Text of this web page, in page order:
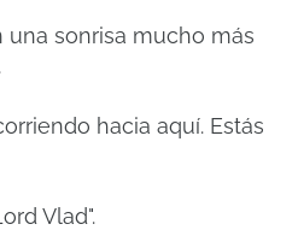
sonrisa mucho más
hacia aquí. Estás
Vlad".